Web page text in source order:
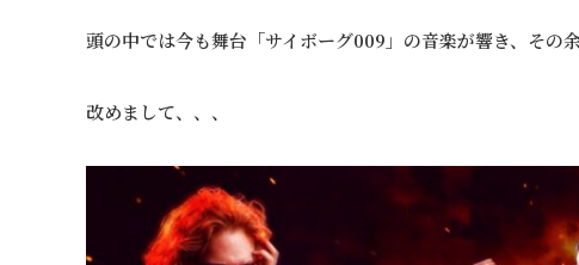
頭の中では今も舞台「サイボーグ009」の音楽が響き、その
改めまして、、、